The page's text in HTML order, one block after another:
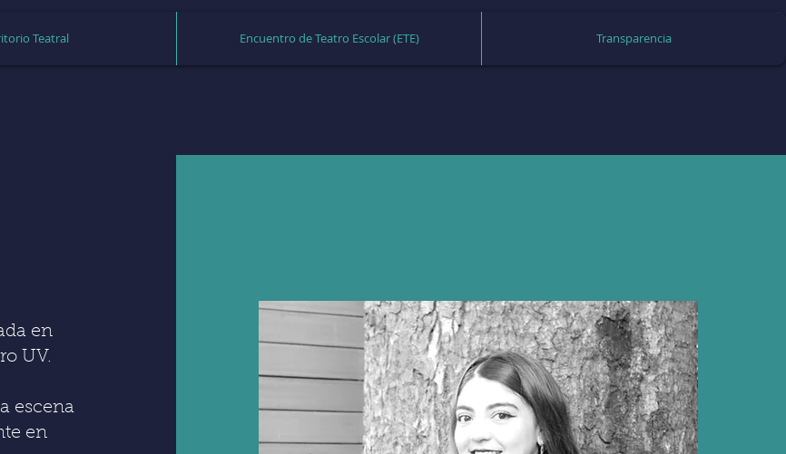
Teatral Encuentro de Teatro Escolar (ETE) Transparencia
en
UV.
escena
en